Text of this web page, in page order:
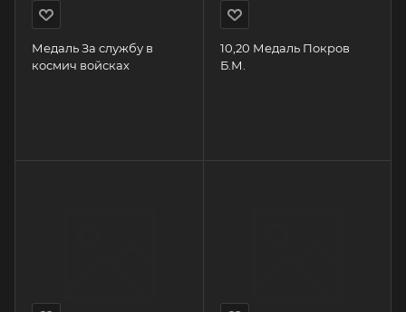
Медаль За службу в
космич войсках
10,20 Медаль Покров
Б.М.